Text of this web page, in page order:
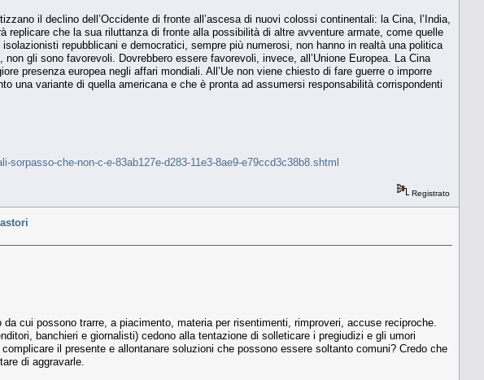
il declino dell’Occidente di fronte all’ascesa di nuovi colossi continentali: la Cina, l’India,
che la sua riluttanza di fronte alla possibilità di altre avventure armate, come quelle
repubblicani e democratici, sempre più numerosi, non hanno in realtà una politica
gli sono favorevoli. Dovrebbero essere favorevoli, invece, all’Unione Europea. La Cina
presenza europea negli affari mondiali. All’Ue non viene chiesto di fare guerre o imporre
una variante di quella americana e che è pronta ad assumersi responsabilità corrispondenti
che-non-c-e-83ab127e-d283-11e3-8ae9-e79ccd3c38b8.shtml
Registrato
cui possono trarre, a piacimento, materia per risentimenti, rimproveri, accuse reciproche.
banchieri e giornalisti) cedono alla tentazione di solleticare i pregiudizi e gli umori
il presente e allontanare soluzioni che possono essere soltanto comuni? Credo che
di aggravarle.